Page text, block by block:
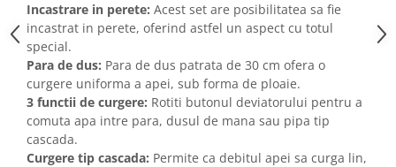
Incastrare in perete: Acest set are posibilitatea sa fie
incastrat in perete, oferind astfel un aspect cu totul
special.
Para de dus: Para de dus patrata de 30 cm ofera o
curgere uniforma a apei, sub forma de ploaie.
3 functii de curgere: Rotiti butonul deviatorului pentru a
comuta apa intre para, dusul de mana sau pipa tip
cascada.
Curgere tip cascada: Permite ca debitul apei sa curga lin,